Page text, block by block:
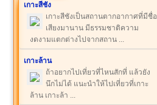
เกาะสีชัง
เกาะสีชังเป็นสถานตากอากาศที่มีชื่อ
เสียงมานาน มีธรรมชาติความ
งดงามแตกต่างไปจากสถาน ...
เกาะล้าน
ถ้าอยากไปเที่ยวที่ไหนสักที่ แล้วยัง
นึกไม่ได้ แนะนำให้ไปเที่ยวที่เกาะ
ล้าน เกาะล้า ...